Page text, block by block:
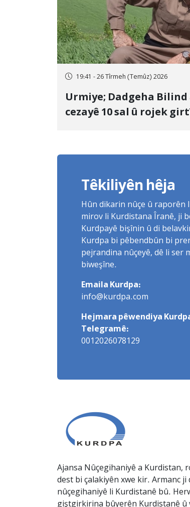
19:41 - 26 Tîrmeh (Temûz) 2026
Urmiye; Dadgeha Bilind
cezayê 10 sal û rojek
Têkiliyên hêja
Hûn dikarin nûçe û raporên
mirov li Kurdistana Îranê, ji
Kurdpayê bişînin û di
Kurdpa bi pêbendbûn bi
pejrandina nûçeyê, dê li ser
biweşîne.
Emaila Kurdpa:
info@kurdpa.com
Hejmara pêwendiya
Telegramê:
0012026078129
Ajansa Nûçegihaniyê a Kurdistan,
dest bi çalakiyên xwe kir. Armanc
nûçegihaniyê li Kurdistanê bû.
giştgirkirina bûyerên Kurdistanê